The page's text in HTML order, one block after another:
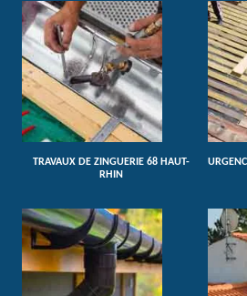
TRAVAUX DE ZINGUERIE 68 HAUT-
RHIN